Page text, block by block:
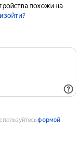
похожи на
формой